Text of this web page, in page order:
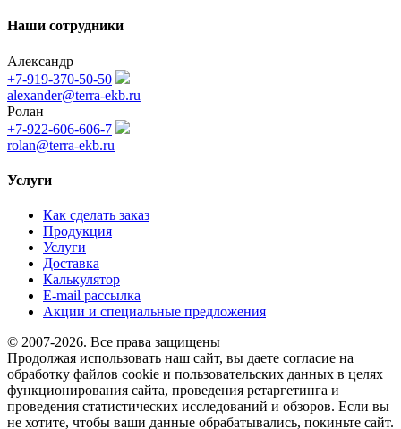
Наши сотрудники
Александр
+7-919-370-50-50
alexander@terra-ekb.ru
Ролан
+7-922-606-606-7
rolan@terra-ekb.ru
Услуги
Как сделать заказ
Продукция
Услуги
Доставка
Калькулятор
E-mail рассылка
Акции и специальные предложения
© 2007-2026. Все права защищены
Продолжая использовать наш сайт, вы даете согласие на
обработку файлов cookie и пользовательских данных в целях
функционирования сайта, проведения ретаргетинга и
проведения статистических исследований и обзоров. Если вы
не хотите, чтобы ваши данные обрабатывались, покиньте сайт.